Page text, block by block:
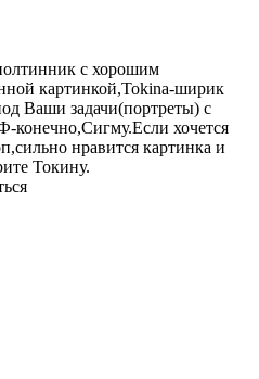
с хорошим
картинкой,Tokina-ширик
Ваши задачи(портреты) с
конечно,Сигму.Если хочется
нравится картинка и
Токину.